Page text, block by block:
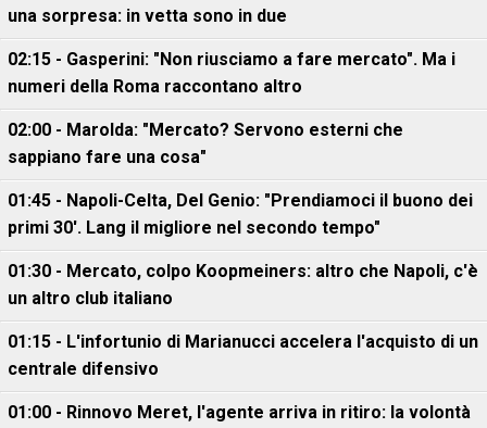
una sorpresa: in vetta sono in due
02:15 - Gasperini: "Non riusciamo a fare mercato". Ma i
numeri della Roma raccontano altro
02:00 - Marolda: "Mercato? Servono esterni che
sappiano fare una cosa"
01:45 - Napoli-Celta, Del Genio: "Prendiamoci il buono dei
primi 30'. Lang il migliore nel secondo tempo"
01:30 - Mercato, colpo Koopmeiners: altro che Napoli, c'è
un altro club italiano
01:15 - L'infortunio di Marianucci accelera l'acquisto di un
centrale difensivo
01:00 - Rinnovo Meret, l'agente arriva in ritiro: la volontà